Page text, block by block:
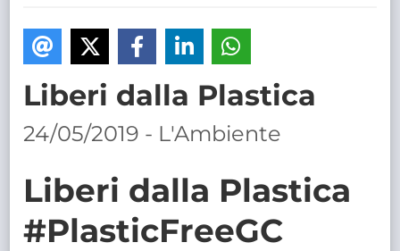
Liberi dalla Plastica
24/05/2019 - L'Ambiente
Liberi dalla Plastica
#PlasticFreeGC